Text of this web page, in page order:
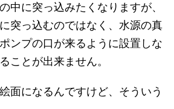
中に突っ込みたくなりますが、
突っ込むのではなく、水源の真
ンプの口が来るように設置しな
ことが出来ません。
面になるんですけど、そういう